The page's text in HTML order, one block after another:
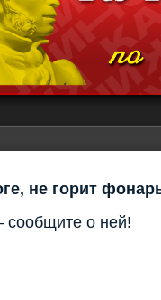
не горит
сообщите о ней!